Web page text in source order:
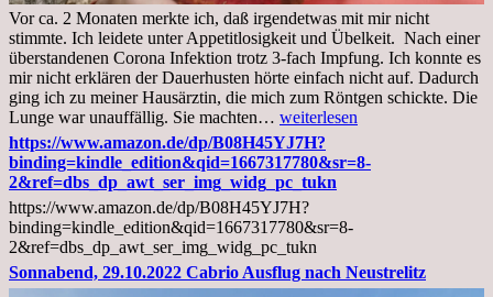
Vor ca. 2 Monaten merkte ich, daß irgendetwas mit mir nicht
stimmte. Ich leidete unter Appetitlosigkeit und Übelkeit. Nach einer
überstandenen Corona Infektion trotz 3-fach Impfung. Ich konnte es
mir nicht erklären der Dauerhusten hörte einfach nicht auf. Dadurch
ging ich zu meiner Hausärztin, die mich zum Röntgen schickte. Die
Lunge war unauffällig. Sie machten… Mittwoch,
02.11.2022,
Arztgespräch
und
Diagnose
Lebermetastasen
weiterlesen
https://www.amazon.de/dp/B08H45YJ7H?
binding=kindle_edition&qid=1667317780&sr=8-
2&ref=dbs_dp_awt_ser_img_widg_pc_tukn
https://www.amazon.de/dp/B08H45YJ7H?
binding=kindle_edition&qid=1667317780&sr=8-
2&ref=dbs_dp_awt_ser_img_widg_pc_tukn
Sonnabend, 29.10.2022 Cabrio Ausflug nach Neustrelitz